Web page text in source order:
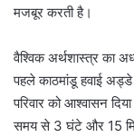
मजबूर करती है।
वैश्विक अर्थशास्त्र का
पहले काठमांडू हवाई
परिवार को आश्वासन
समय से 3 घंटे और 15